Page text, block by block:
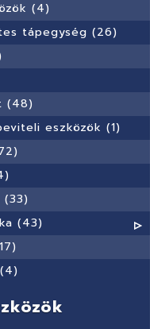
(4)
tápegység (26)
(48)
eszközök (1)
(33)
(43)